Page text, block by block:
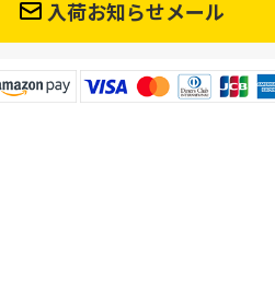
入荷お知らせメール